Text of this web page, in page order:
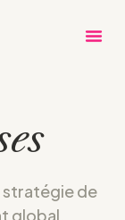
stratégie de
global.